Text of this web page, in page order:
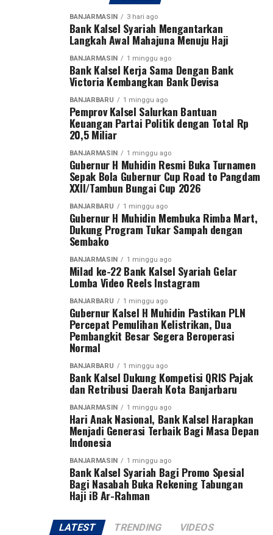
Dengan mengucapkan Bismillahirrahmanirrahim,
Gubernur H. Muhidin secara resmi membuka Turnamen
Sepak Bola Gubernur Cup Road to Pangdam
XXII/Tambun Bungai Cup 2026.
Sementara itu, Pangdam XXII/Tambun Bungai Mayjen
TNI Zainal Arifin menegaskan turnamen ini merupakan
langkah nyata Kodam XXII/Tambun Bungai dalam
membangun ekosistem pembinaan sepak bola di dua
wilayah yang berada di bawah tanggung jawabnya, yakni
Kalimantan Selatan dan Kalimantan Tengah.
sekitar satu tahun, diperlukan wadah kompetisi yang
mampu menjaring talenta-talenta muda terbaik.
“Karena kita baru berdiri sekitar satu tahun dan
memiliki dua wilayah, yaitu Kalimantan Tengah dan
Kalimantan Selatan. Oleh karena itu, kami menggelar
turnamen sepak bola ini untuk mencari bibit-bibit anak
muda dari kedua provinsi tersebut,” ujar Pangdam Zainal
Pangdam menegaskan sepak bola bukan hanya olahraga
yang paling digemari masyarakat, tetapi juga sarana
membentuk karakter generasi muda melalui nilai
Turnamen ini diikuti 27 tim, terdiri dari 13 klub asal
Kalimantan Selatan dan 14 klub asal Kalimantan
Tengah. Dua tim terbaik dari masing-masing provinsi
akan melaju ke putaran final Pangdam XXII/Tambun
Bungai Cup 2026 yang dijadwalkan berlangsung di
Stadion Sangga Buana, Kalimantan Tengah, pada 6–8
“Selamat Hari Anak Nasional. Mari terus hadir dengan
penuh kasih agar anak-anak dapat tumbuh, bermimpi,
dan menjadi generasi terbaik bagi masa depan
Indonesia,” demikian pesan Bank Kalsel. [adv/riv]
Post Views: 31
Sebarkan
WhatsApp 0
Messenger 0 Twitter 0
BANJARMASIN 3 hari ago
Bank Kalsel Syariah Mengantarkan
Langkah Awal Mahajuna Menuju Haji
BANJARMASIN 1 minggu ago
Bank Kalsel Kerja Sama Dengan Bank
Victoria Kembangkan Bank Devisa
BANJARBARU 1 minggu ago
Pemprov Kalsel Salurkan Bantuan
Keuangan Partai Politik dengan Total Rp
20,5 Miliar
BANJARMASIN 1 minggu ago
Gubernur H Muhidin Resmi Buka Turnamen
Sepak Bola Gubernur Cup Road to Pangdam
XXII/Tambun Bungai Cup 2026
BANJARBARU 1 minggu ago
Gubernur H Muhidin Membuka Rimba Mart,
Dukung Program Tukar Sampah dengan
Sembako
BANJARMASIN 1 minggu ago
Milad ke-22 Bank Kalsel Syariah Gelar
Lomba Video Reels Instagram
BANJARBARU 1 minggu ago
Gubernur Kalsel H Muhidin Pastikan PLN
Percepat Pemulihan Kelistrikan, Dua
Pembangkit Besar Segera Beroperasi
Normal
BANJARBARU 1 minggu ago
Bank Kalsel Dukung Kompetisi QRIS Pajak
dan Retribusi Daerah Kota Banjarbaru
BANJARMASIN 1 minggu ago
Hari Anak Nasional, Bank Kalsel Harapkan
Menjadi Generasi Terbaik Bagi Masa Depan
Indonesia
BANJARMASIN 1 minggu ago
Bank Kalsel Syariah Bagi Promo Spesial
Bagi Nasabah Buka Rekening Tabungan
Haji iB Ar-Rahman
LATEST TRENDING VIDEOS